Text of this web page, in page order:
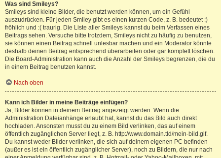
Was sind Smileys?
Smileys sind kleine Bilder, die benutzt werden können, um ein Gefühl
auszudrücken. Für jeden Smiley gibt es einen kurzen Code, z. B. bedeutet :)
fröhlich und :( traurig. Die Liste aller Smileys kannst du beim Verfassen eines
Beitrags sehen. Versuche bitte trotzdem, Smileys nicht zu häufig zu benutzen,
sie können einen Beitrag schnell unlesbar machen und ein Moderator könnte
deshalb deinen Beitrag entsprechend überarbeiten oder gar komplett löschen.
Die Board-Administration kann auch die Anzahl der Smileys begrenzen, die du
in einem Beitrag benutzen kannst.
Nach oben
Kann ich Bilder in meine Beiträge einfügen?
Ja, Bilder können in deinem Beitrag angezeigt werden. Wenn die
Administration Dateianhänge erlaubt hat, kannst du das Bild auch direkt
hochladen. Ansonsten musst du zu einem Bild verlinken, das auf einem
öffentlich zugänglichen Server liegt, z. B. http://www.domain.tld/mein-bild.gif.
Du kannst weder Bilder verlinken, die sich auf deinem eigenen PC befinden
(außer es ist ein öffentlich zugänglicher Server), noch zu Bildern, die nur nach